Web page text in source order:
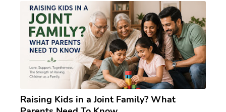
Raising Kids in a Joint Family? What